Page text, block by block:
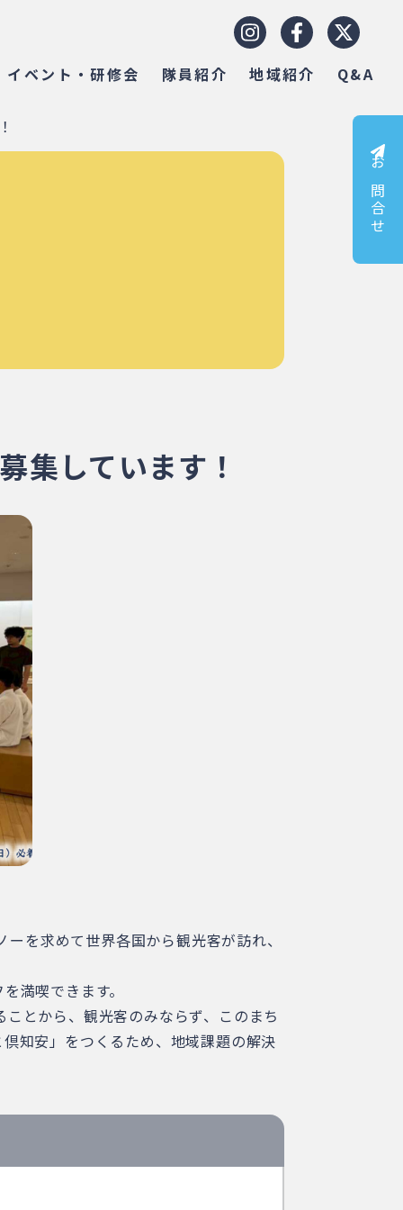
イベント・研修会 隊員紹介 地域紹介 Q&A
お問合せ
集しています！
を求めて世界各国から観光客が訪れ、
満喫できます。
とから、観光客のみならず、このまち
知安」をつくるため、地域課題の解決